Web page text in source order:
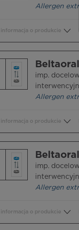
Allergen
informacja o produkcie
imp.
Allergen
informacja o produkcie
imp.
Allergen
informacja o produkcie